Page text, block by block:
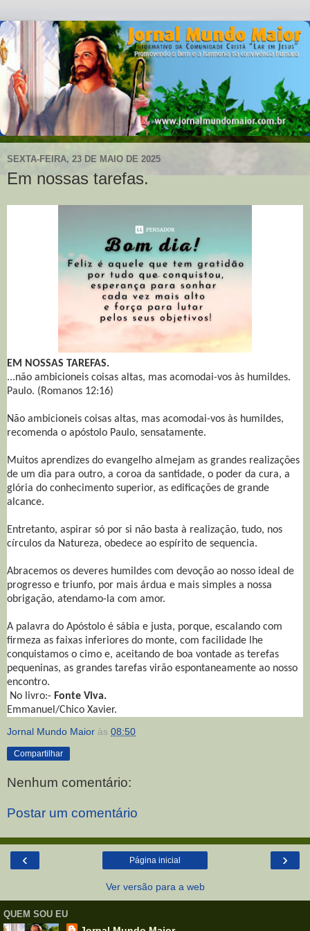
SEXTA-FEIRA, 23 DE MAIO DE 2025
Em nossas tarefas.
EM NOSSAS TAREFAS.
...não ambicioneis coisas altas, mas acomodai-vos às humildes.
Paulo. (Romanos 12:16)
Não ambicioneis coisas altas, mas acomodai-vos às humildes,
recomenda o apóstolo Paulo, sensatamente.
Muitos aprendizes do evangelho almejam as grandes realizações
de um dia para outro, a coroa da santidade, o poder da cura, a
glória do conhecimento superior, as edificações de grande
alcance.
Entretanto, aspirar só por si não basta à realização, tudo, nos
círculos da Natureza, obedece ao espírito de sequencia.
Abracemos os deveres humildes com devoção ao nosso ideal de
progresso e triunfo, por mais árdua e mais simples a nossa
obrigação, atendamo-la com amor.
A palavra do Apóstolo é sábia e justa, porque, escalando com
firmeza as faixas inferiores do monte, com facilidade lhe
conquistamos o cimo e, aceitando de boa vontade as terefas
pequeninas, as grandes tarefas virão espontaneamente ao nosso
encontro.
No livro:- Fonte Viva.
Emmanuel/Chico Xavier.
Jornal Mundo Maior às 08:50
Compartilhar
Nenhum comentário:
Postar um comentário
‹ ›
Página inicial
Ver versão para a web
QUEM SOU EU